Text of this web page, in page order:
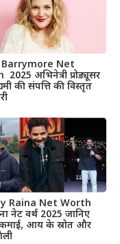
Net
अभिनेत्री प्रोड्यूसर
की संपत्ति की विस्तृत
Raina Net Worth
नेट वर्थ 2025 जानिए
आय के स्रोत और